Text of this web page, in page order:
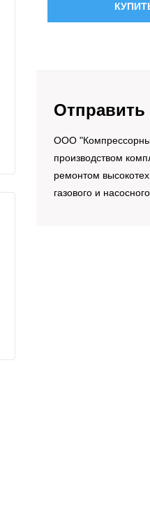
Отправить
OOO
производством
ремонтом
газового и